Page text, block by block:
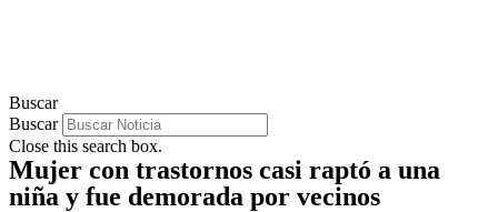
Buscar
Buscar
Close this search box.
Mujer con trastornos casi raptó a una
niña y fue demorada por vecinos